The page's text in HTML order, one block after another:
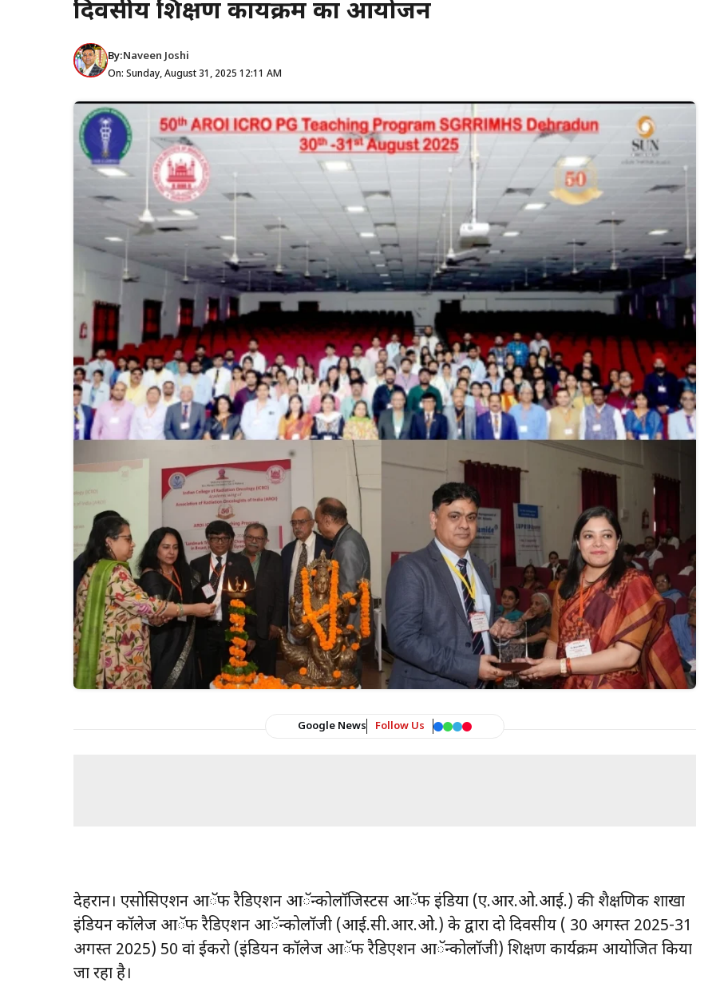
दिवसीय शिक्षण कार्यक्रम का आयोजन
By:Naveen Joshi
On: Sunday, August 31, 2025 12:11 AM
Google News Follow Us
देहरादून। एसोसिएशन आॅफ रैडिएशन आॅन्कोलाॅजिस्टस आॅफ इंडिया (ए.आर.ओ.आई.) की शैक्षणिक शाखा
इंडियन काॅलेज आॅफ रैडिएशन आॅन्कोलाॅजी (आई.सी.आर.ओ.) के द्वारा दो दिवसीय ( 30 अगस्त 2025-31
अगस्त 2025) 50 वां ईकरो (इंडियन काॅलेज आॅफ रैडिएशन आॅन्कोलाॅजी) शिक्षण कार्यक्रम आयोजित किया
जा रहा है।